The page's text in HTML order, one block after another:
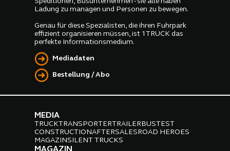
Ladung zu managen und Personen zu bewegen.
Genau für diese Spezialisten, die ihren Fuhrpark
effizient organisieren müssen, ist 1TRUCK das
perfekte Informationsmedium.
Mediadaten
Bestellung / Abo
MEDIA
TRUCKTRANSPORTERTRAILERBUSTEST
CONSTRUCTIONAFTERSALESROAD HEROES
MAGAZINSILENT TRUCKS